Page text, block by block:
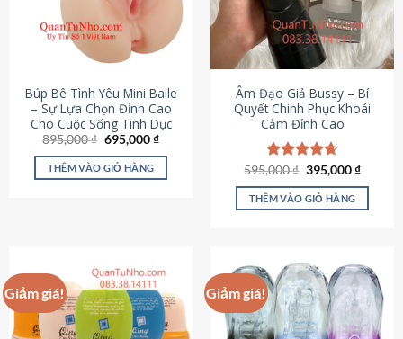
chọn
thể
chọn
trên
trang
sản
phẩm
Búp Bê Tình Yêu Mini Baile
– Sự Lựa Chọn Đỉnh Cao
Cho Cuộc Sống Tình Dục
895,000₫ Giá
là:
895,000 ₫.
695,000₫Giá
tại
THÊM VÀO GIỎ HÀNG
Âm Đạo Giả Bussy – Bí
Quyết Chinh Phục Khoái
Cảm Đỉnh Cao
Được xếp
hạng4.64
5 sao
595,000₫ Giá
là:
595,000 ₫.
395,000₫Giá
tại
THÊM VÀO GIỎ HÀNG
Giảm giá! Giảm giá!